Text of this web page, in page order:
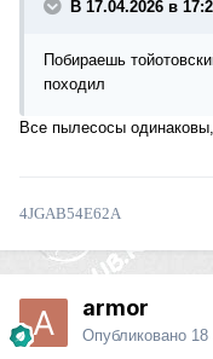
В 17.04.2026 в
Побираешь
походил
Все пылесосы
4JGAB54E62A
armor
Опубликовано 18